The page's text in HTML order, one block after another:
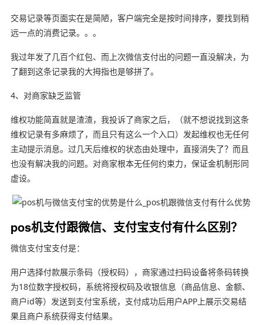
交易记录等页面实在是简陋，客户端完全是按时间排序，要找到稍
远一点的消费记录。。。
我过年发了几百个红包、而上次微信支付出的问题一直没解决，为
了翻到这条记录我的大拇指也是够拼了。
4、对商家缺乏监管
维权功能简直就是渣渣，我投诉了商家之后，（就不想说找到这条
维权记录有多麻烦了，而且只有这么一个入口）发起维权也无任何
主动提示消息。过几天后维权的状态由处理中，直接消失了？而且
也没有解决我的问题。对商家根本无任何约束力，保证金机制形同
虚设。
pos机支付跟微信、支付宝支付有什么区别？
微信支付宝支付是：
用户选择付款展示条码（授权码），商家通过扫码设备将条码转换
为18位数字授权码，系统将授权码及收银信息（商品信息、金额、
商户id等）发送到支付宝系统，支付成功后用户APP上展示交易结
果且商户系统获得支付结果。